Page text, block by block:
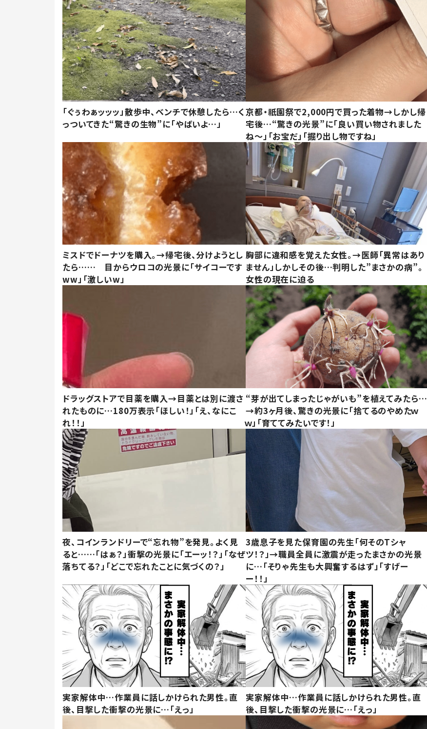
「ぐぅわぁッッッ」散歩中、ベンチで休憩したら…く
っついてきた“驚きの生物”に「やばいよ…」
京都・祇園祭で2,000円で買った着物→しかし帰
宅後…“驚きの光景”に「良い買い物されました
ね～」「お宝だ」「掘り出し物ですね」
ミスドでドーナツを購入。→帰宅後、分けようとし
たら…… 目からウロコの光景に「サイコーです
ww」「激しいw」
胸部に違和感を覚えた女性。→医師「異常はあり
ません」しかしその後…判明した”まさかの病”。
女性の現在に迫る
ドラッグストアで目薬を購入→目薬とは別に渡さ
れたものに…180万表示「ほしい！」「え、なにこ
れ！！」
“芽が出てしまったじゃがいも”を植えてみたら…
→約3ヶ月後、驚きの光景に「捨てるのやめたｗ
ｗ」「育ててみたいです！」
夜、コインランドリーで“忘れ物”を発見。よく見
ると……「はぁ？」衝撃の光景に「エーッ！？」「なぜ
落ちてる？」「どこで忘れたことに気づくの？」
3歳息子を見た保育園の先生「何そのTシャ
ツ！？」→職員全員に激震が走ったまさかの光景
に…「そりゃ先生も大興奮するはず」「すげー
ー！！」
実家解体中…作業員に話しかけられた男性。直
後、目撃した衝撃の光景に…「えっ」
実家解体中…作業員に話しかけられた男性。直
後、目撃した衝撃の光景に…「えっ」